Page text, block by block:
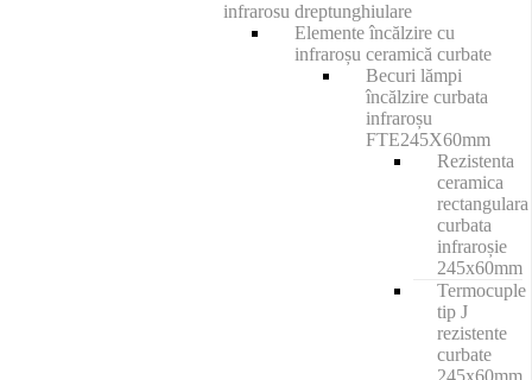
infrarosu dreptunghiulare
Elemente încălzire cu
infraroșu ceramică curbate
Becuri lămpi
încălzire curbata
infraroșu
FTE245X60mm
Rezistenta
ceramica
rectangulara
curbata
infraroșie
245x60mm
Termocuple
tip J
rezistente
curbate